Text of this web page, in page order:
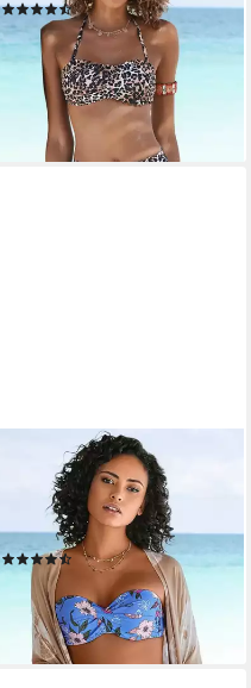
(34)
59,99 € 79,99 €
-25%
lieferbar - in 1-2 Werktagen bei dir
S.OLIVER
Bügel-Bandeau-Bikini-Top
Maya, mit floralem Design und
Wickel-Optik
(22)
34,99 € 54,99 €
-36%
lieferbar - in 1-2 Werktagen bei dir